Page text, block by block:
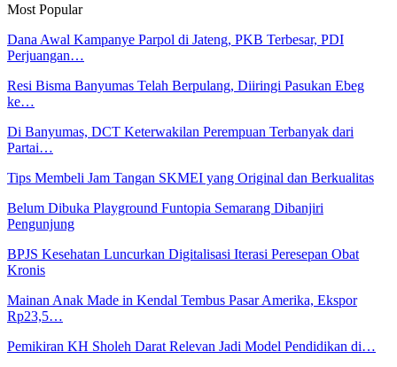
Most Popular
Dana Awal Kampanye Parpol di Jateng, PKB Terbesar, PDI
Perjuangan…
Resi Bisma Banyumas Telah Berpulang, Diiringi Pasukan Ebeg
ke…
Di Banyumas, DCT Keterwakilan Perempuan Terbanyak dari
Partai…
Tips Membeli Jam Tangan SKMEI yang Original dan Berkualitas
Belum Dibuka Playground Funtopia Semarang Dibanjiri
Pengunjung
BPJS Kesehatan Luncurkan Digitalisasi Iterasi Peresepan Obat
Kronis
Mainan Anak Made in Kendal Tembus Pasar Amerika, Ekspor
Rp23,5…
Pemikiran KH Sholeh Darat Relevan Jadi Model Pendidikan di…